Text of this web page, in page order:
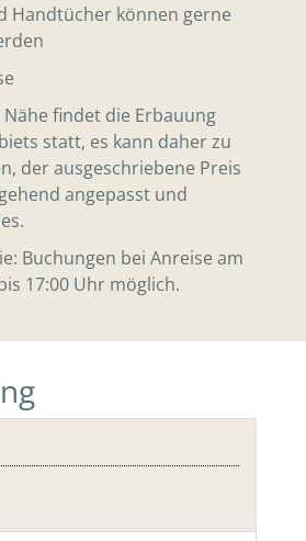
Handtücher können gerne
findet die Erbauung
statt, es kann daher zu
der ausgeschriebene Preis
angepasst und
Buchungen bei Anreise am
17:00 Uhr möglich.